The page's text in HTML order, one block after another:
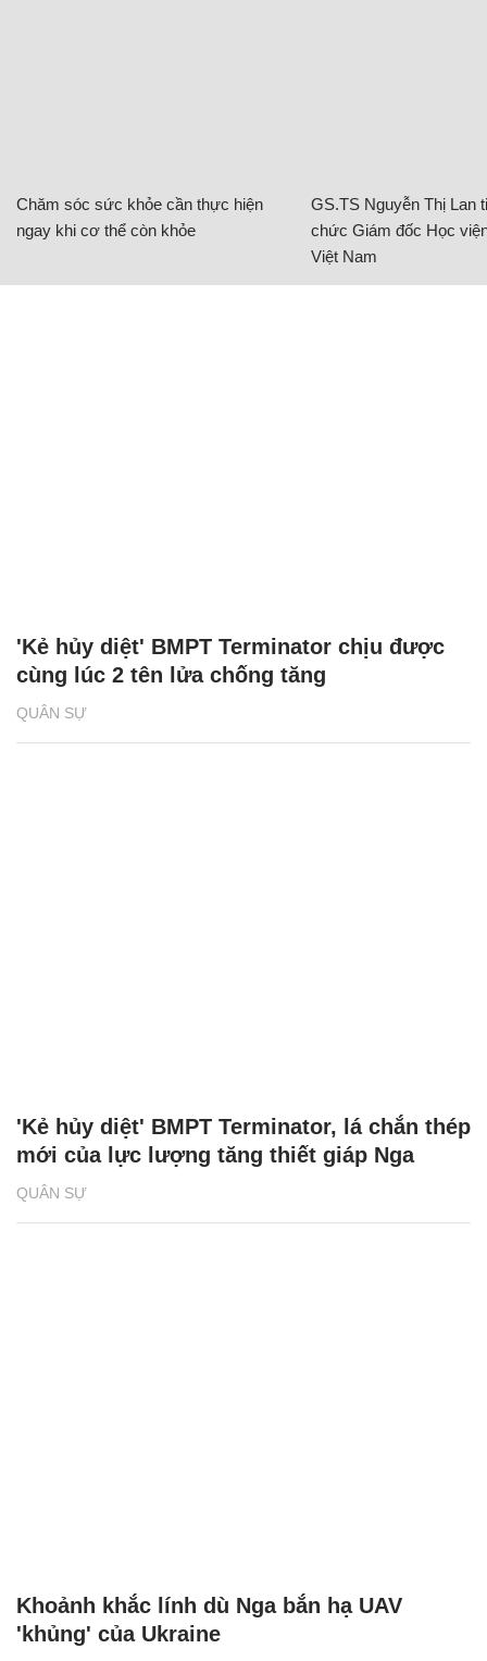
Chăm sóc sức khỏe cần thực hiện
ngay khi cơ thể còn khỏe
GS.TS Nguyễn Thị Lan
chức Giám đốc Học
Việt Nam
QUÂN SỰ
'Kẻ hủy diệt' BMPT Terminator chịu được
cùng lúc 2 tên lửa chống tăng
QUÂN SỰ
'Kẻ hủy diệt' BMPT Terminator, lá chắn thép
mới của lực lượng tăng thiết giáp Nga
Khoảnh khắc lính dù Nga bắn hạ UAV
'khủng' của Ukraine